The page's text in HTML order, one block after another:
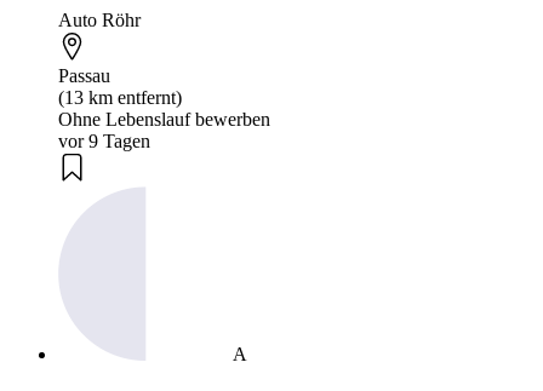
Auto Röhr
Passau
(13 km entfernt)
Ohne Lebenslauf bewerben
vor 9 Tagen
A